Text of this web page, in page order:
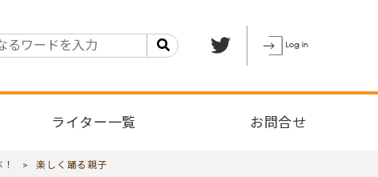
ライター一覧 お問合せ
> 楽しく踊る親子